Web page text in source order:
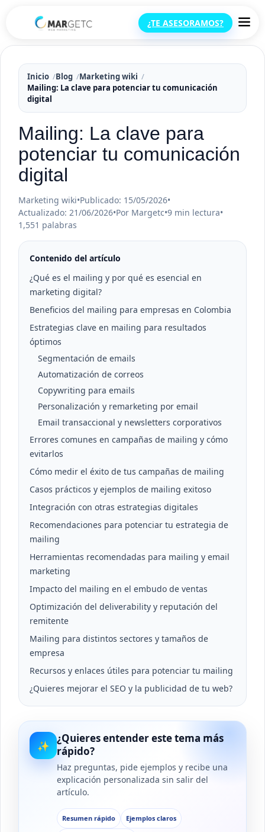
¿TE ASESORAMOS?
Inicio Blog
Marketing wiki
Mailing: La clave para potenciar tu comunicación
digital
Mailing: La clave para
potenciar tu comunicación
digital
Marketing wiki•Publicado: 15/05/2026•
Actualizado: 21/06/2026•Por Margetc•9 min lectura•
1,551 palabras
Contenido del artículo
¿Qué es el mailing y por qué es esencial en
marketing digital?
Beneficios del mailing para empresas en Colombia
Estrategias clave en mailing para resultados
óptimos
Segmentación de emails
Automatización de correos
Copywriting para emails
Personalización y remarketing por email
Email transaccional y newsletters corporativos
Errores comunes en campañas de mailing y cómo
evitarlos
Cómo medir el éxito de tus campañas de mailing
Casos prácticos y ejemplos de mailing exitoso
Integración con otras estrategias digitales
Recomendaciones para potenciar tu estrategia de
mailing
Herramientas recomendadas para mailing y email
marketing
Impacto del mailing en el embudo de ventas
Optimización del deliverability y reputación del
remitente
Mailing para distintos sectores y tamaños de
empresa
Recursos y enlaces útiles para potenciar tu mailing
¿Quieres mejorar el SEO y la publicidad de tu web?
✨
¿Quieres entender este tema más
rápido?
Haz preguntas, pide ejemplos y recibe una
explicación personalizada sin salir del
artículo.
Resumen rápido Ejemplos claros